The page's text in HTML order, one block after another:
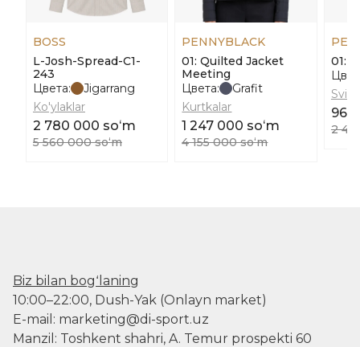
BOSS
L-Josh-Spread-C1-
243
Цвета:
Jigarrang
Ko'ylaklar
2 780 000 soʻm
5 560 000 soʻm
PENNYBLACK
01: Quilted Jacket
Meeting
Цвета:
Grafit
Kurtkalar
1 247 000 soʻm
4 155 000 soʻm
01:
961
2
Biz bilan bogʻlaning
10:00–22:00, Dush-Yak (Onlayn market)
E-mail: marketing@di-sport.uz
Manzil: Toshkent shahri, A. Temur prospekti 60